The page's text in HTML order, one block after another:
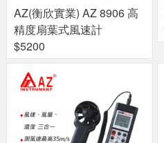
AZ(衡欣實業) AZ 8906 高
精度扇葉式風速計
$5200